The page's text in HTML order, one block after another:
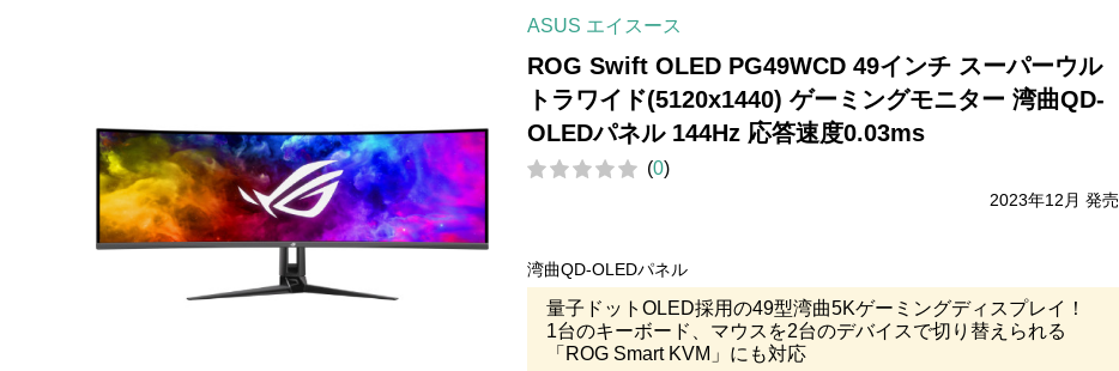
ASUS エイスース
ROG Swift OLED PG49WCD 49インチ スーパーウル
トラワイド(5120x1440) ゲーミングモニター 湾曲QD-
OLEDパネル 144Hz 応答速度0.03ms
(0)
2023年12月 発売
湾曲QD-OLEDパネル
量子ドットOLED採用の49型湾曲5Kゲーミングディスプレイ！
1台のキーボード、マウスを2台のデバイスで切り替えられる
「ROG Smart KVM」にも対応